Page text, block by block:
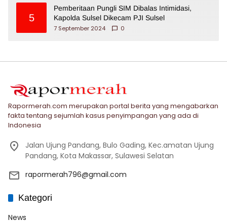
5
Pemberitaan Pungli SIM Dibalas Intimidasi,
Kapolda Sulsel Dikecam PJI Sulsel
7 September 2024
0
Rapormerah.com merupakan portal berita yang mengabarkan
fakta tentang sejumlah kasus penyimpangan yang ada di
Indonesia
Jalan Ujung Pandang, Bulo Gading, Kec.amatan Ujung
Pandang, Kota Makassar, Sulawesi Selatan
rapormerah796@gmail.com
Kategori
News